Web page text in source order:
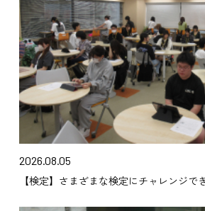
2026.08.05
【検定】さまざまな検定にチャレンジで